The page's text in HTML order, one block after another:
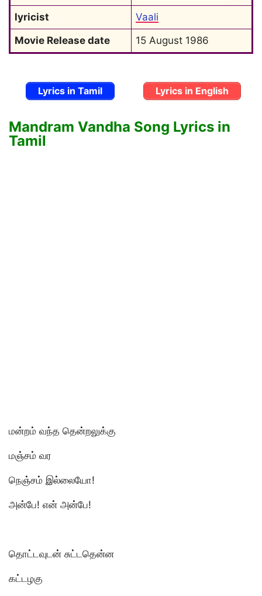
lyricist
Vaali
Movie Release date
15 August 1986
Lyrics in Tamil Lyrics in English
Mandram Vandha Song Lyrics in
Tamil
மன்றம் வந்த தென்றலுக்கு
மஞ்சம் வர
நெஞ்சம் இல்லையோ!
அன்பே! என் அன்பே!
தொட்டவுடன் சுட்டதென்ன
கட்டழகு